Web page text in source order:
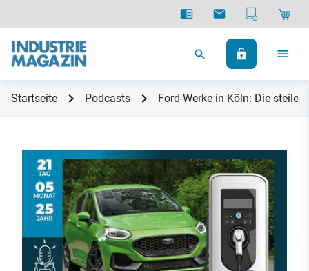
Startseite Podcasts Ford-Werke in Köln: Die steile